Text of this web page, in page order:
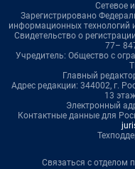
Сетевое
Зарегистрировано
информационных технологий
Свидетельство о
77–
Учредитель: Общество с
Главный
Адрес редакции: 344002, г.
13
Электронный
Контактные данные для
Связаться с отделом